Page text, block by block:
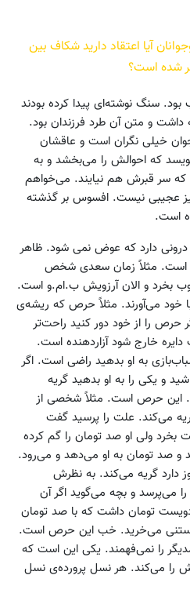
آیا اعتقاد دارید شکاف بین
شده است؟
سنگ نوشته‌ای پیدا کرده بودند
و متن آن طرد فرزندان بود.
خیلی نگران است و عاقشان
که احوالش را می‌بخشد و به
سر قبرش هم نیایند. می‌خواهم
عجیبی نیست. افسوس بر گذشته
است.
دارد که عوض نمی شود. ظاهر
است. مثلاً زمان سعدی شخص
و الان آرزویش ب.ام.و است.
خود می‌آورند. مثلاً حرص که ریشه‌ی
حرص را از خود دور کنید راحت‌تر
خارج شود آزاردهنده است.
به او بدهید راضی است. اگر
و یکی را به او بدهید گریه
این حرص است. مثلاً شخصی از
می‌کند. علت را پرسید گفت
ولی او صد تومان را گم کرده
صد تومان به او می‌دهد و می‌رود.
دارد گریه می‌کند. به نظرش
می‌پرسد و بچه می‌گوید اگر آن
تومان داشت که با صد تومان
می‌خرید. خب این حرص است.
را نمی‌فهمند. یکی این است که
را می‌کند. هر نسل پرورده‌ی نسل